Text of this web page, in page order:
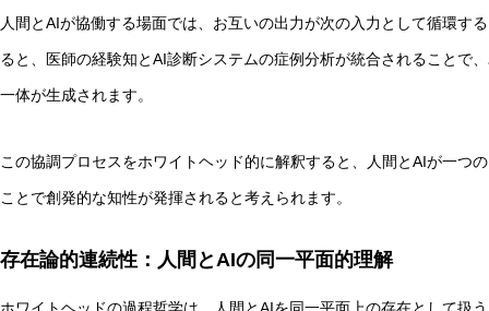
人間とAIが協働する場面では、お互いの出力が次の入力として循環す
ると、医師の経験知とAI診断システムの症例分析が統合されることで
一体が生成されます。
この協調プロセスをホワイトヘッド的に解釈すると、人間とAIが一つ
ことで創発的な知性が発揮されると考えられます。
存在論的連続性：人間とAIの同一平面的理解